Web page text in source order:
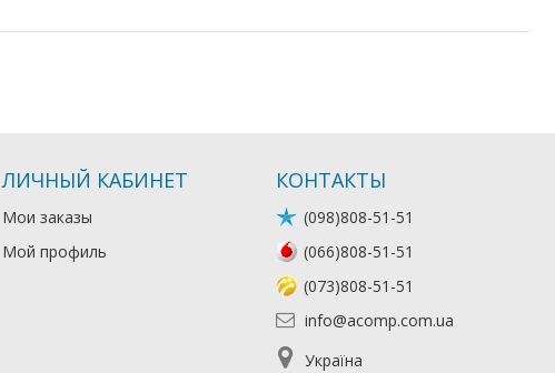
ЛИЧНЫЙ КАБИНЕТ
Мои заказы
Мой профиль
КОНТАКТЫ
(098)808-51-51
(066)808-51-51
(073)808-51-51
info@acomp.com.ua
Україна